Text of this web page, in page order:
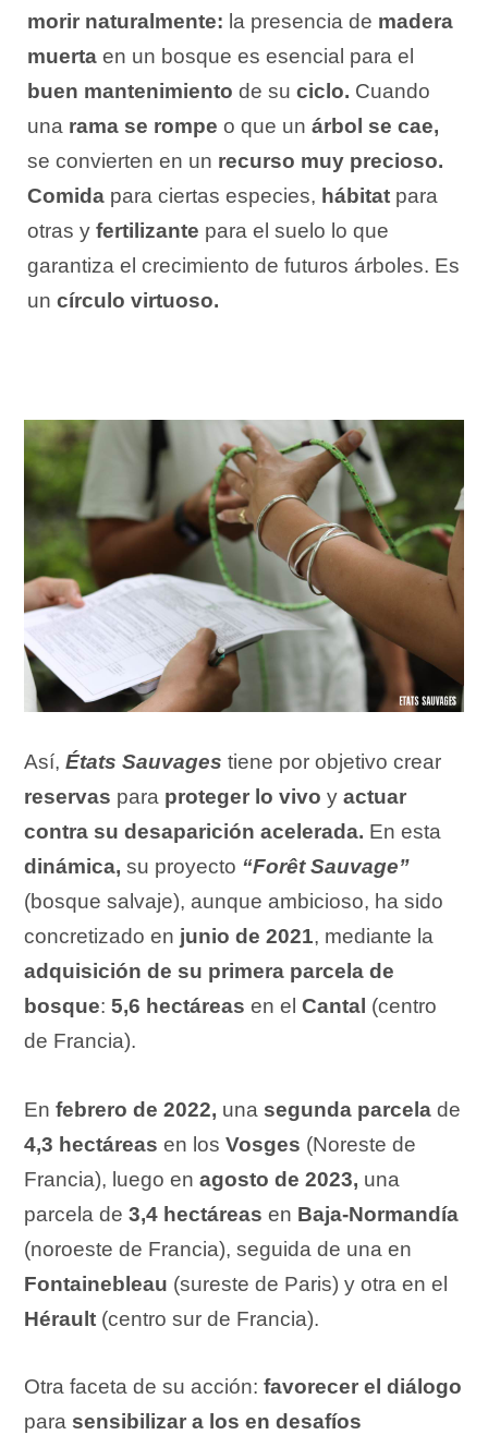
morir naturalmente: la presencia de madera
muerta en un bosque es esencial para el
buen mantenimiento de suciclo. Cuando
una rama se rompe o que unárbol se cae,
se convierten en un recurso muy precioso.
Comida para ciertas especies, hábitat para
otras yfertilizante para el suelo lo que
garantiza el crecimiento de futuros árboles. Es
uncírculo virtuoso.
Así,États Sauvages tiene por objetivo crear
reservas para proteger lo vivo yactuar
contra su desaparición acelerada. En esta
dinámica, su proyecto “Forêt Sauvage”
(bosque salvaje), aunque ambicioso, ha sido
concretizado en junio de 2021, mediante la
adquisición de su primera parcela de
bosque:5,6 hectáreas en elCantal (centro
de Francia).
Enfebrero de 2022, una segunda parcela de
4,3 hectáreas en losVosges (Noreste de
Francia), luego en agosto de 2023, una
parcela de3,4 hectáreas en Baja-Normandía
(noroeste de Francia), seguida de una en
Fontainebleau (sureste de Paris) y otra en el
Hérault (centro sur de Francia).
Otra faceta de su acción:favorecer el diálogo
para sensibilizar a los en desafíos